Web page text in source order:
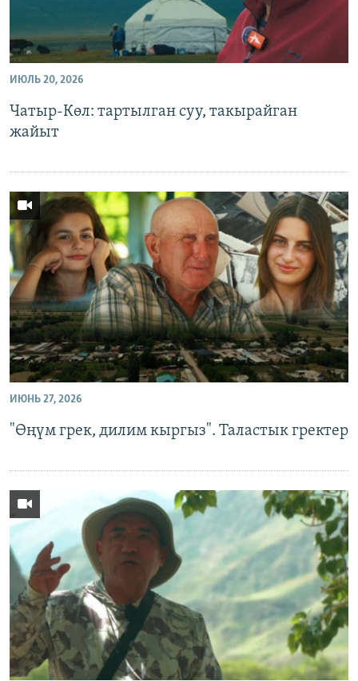
ИЮЛЬ 20, 2026
Чатыр-Көл: тартылган суу, такырайган
жайыт
ИЮНЬ 27, 2026
"Өңүм грек, дилим кыргыз". Таластык гректер